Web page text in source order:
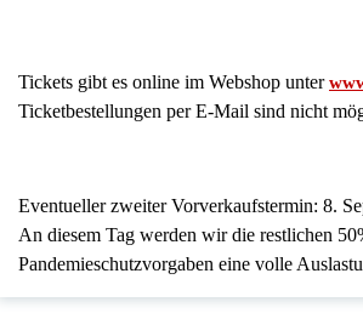
Tickets gibt es online im Webshop unter
Ticketbestellungen per E-Mail sind nicht
Eventueller zweiter Vorverkaufstermin: 8.
An diesem Tag werden wir die restlichen
Pandemieschutzvorgaben eine volle